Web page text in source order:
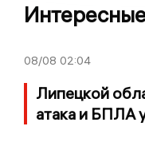
08/08 02:04
Липецкой
атака и БПЛА